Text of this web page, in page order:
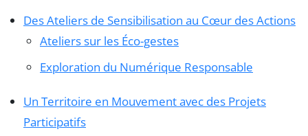
Des Ateliers de Sensibilisation au Cœur des Actions
Ateliers sur les Éco-gestes
Exploration du Numérique Responsable
Un Territoire en Mouvement avec des Projets
Participatifs